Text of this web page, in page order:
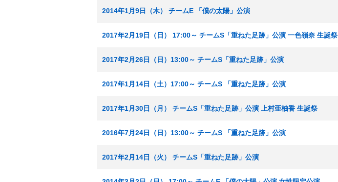
2014年1月9日（木） チームE 「僕の太陽」公演
2017年2月19日（日） 17:00～ チームS「重ねた足跡」公演 一色嶺奈 生誕祭
2017年2月26日（日）13:00～ チームS「重ねた足跡」公演
2017年1月14日（土）17:00～ チームS 「重ねた足跡」公演
2017年1月30日（月） チームS「重ねた足跡」公演 上村亜柚香 生誕祭
2016年7月24日（日）13:00～ チームS 「重ねた足跡」公演
2017年2月14日（火） チームS「重ねた足跡」公演